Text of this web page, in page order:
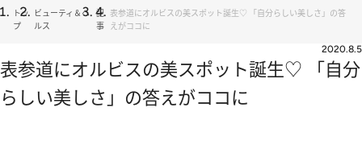
トッ
プ
ビューティ＆ヘ
ルス
記
事
表参道にオルビスの美スポット誕生♡ 「自分らしい美しさ」の答
えがココに
2020.8.5
表参道にオルビスの美スポット誕生♡ 「自分
らしい美しさ」の答えがココに